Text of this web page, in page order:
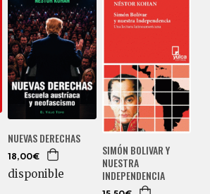
NUEVAS DERECHAS
18,00€
disponible
SIMÓN BOLIVAR Y
NUESTRA
INDEPENDENCIA